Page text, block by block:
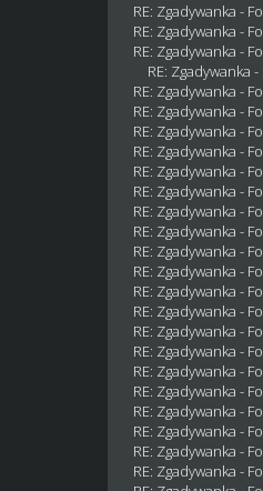
RE: Zgadywanka -
RE: Zgadywanka -
RE: Zgadywanka -
RE: Zgadywanka
RE: Zgadywanka -
RE: Zgadywanka -
RE: Zgadywanka -
RE: Zgadywanka -
RE: Zgadywanka -
RE: Zgadywanka -
RE: Zgadywanka -
RE: Zgadywanka -
RE: Zgadywanka -
RE: Zgadywanka -
RE: Zgadywanka -
RE: Zgadywanka -
RE: Zgadywanka -
RE: Zgadywanka -
RE: Zgadywanka -
RE: Zgadywanka -
RE: Zgadywanka -
RE: Zgadywanka -
RE: Zgadywanka -
RE: Zgadywanka -